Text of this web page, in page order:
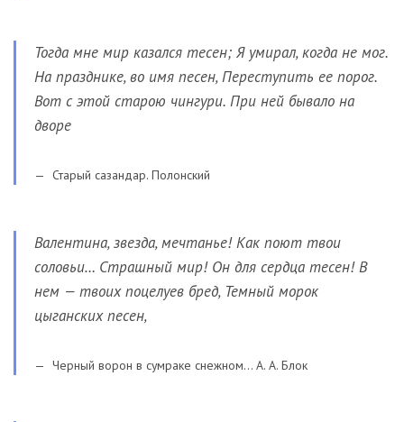
Тогда мне мир казался тесен; Я умирал, когда не мог.
На празднике, во имя песен, Переступить ее порог.
Вот с этой старою чингури. При ней бывало на
дворе
Старый сазандар. Полонский
Валентина, звезда, мечтанье! Как поют твои
соловьи… Страшный мир! Он для сердца тесен! В
нем — твоих поцелуев бред, Темный морок
цыганских песен,
Черный ворон в сумраке снежном… А. А. Блок